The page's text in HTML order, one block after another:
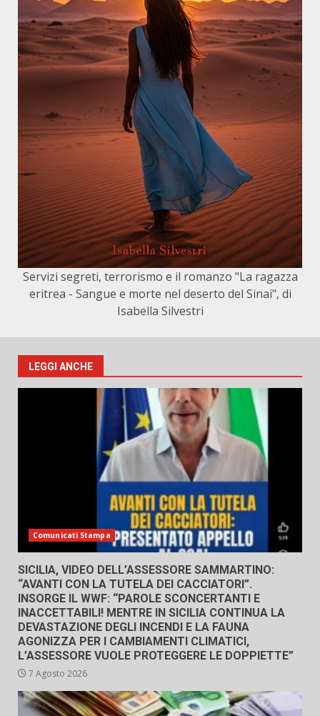
Servizi segreti, terrorismo e il romanzo "La ragazza
eritrea - Sangue e morte nel deserto del Sinai", di
Isabella Silvestri
LEGGI ANCHE
Comunicati Stampa
SICILIA, VIDEO DELL’ASSESSORE SAMMARTINO:
“AVANTI CON LA TUTELA DEI CACCIATORI”.
INSORGE IL WWF: “PAROLE SCONCERTANTI E
INACCETTABILI! MENTRE IN SICILIA CONTINUA LA
DEVASTAZIONE DEGLI INCENDI E LA FAUNA
AGONIZZA PER I CAMBIAMENTI CLIMATICI,
L’ASSESSORE VUOLE PROTEGGERE LE DOPPIETTE”
7 Agosto 2026